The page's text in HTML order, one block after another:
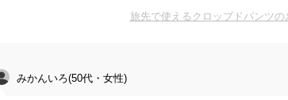
旅先で使えるクロップドパンツの
みかんいろ(50代・女性)